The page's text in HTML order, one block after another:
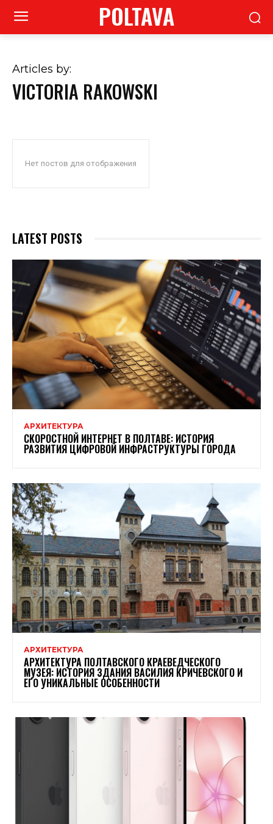
POLTAVA
Articles by:
VICTORIA RAKOWSKI
Нет постов для отображения
LATEST POSTS
АРХИТЕКТУРА
СКОРОСТНОЙ ИНТЕРНЕТ В ПОЛТАВЕ: ИСТОРИЯ
РАЗВИТИЯ ЦИФРОВОЙ ИНФРАСТРУКТУРЫ ГОРОДА
АРХИТЕКТУРА
АРХИТЕКТУРА ПОЛТАВСКОГО КРАЕВЕДЧЕСКОГО
МУЗЕЯ: ИСТОРИЯ ЗДАНИЯ ВАСИЛИЯ КРИЧЕВСКОГО И
ЕГО УНИКАЛЬНЫЕ ОСОБЕННОСТИ